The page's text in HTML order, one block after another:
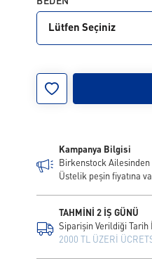
Lütfen Seçiniz
Kampanya Bilgisi
Birkenstock Ailesinden
Üstelik peşin fiyatına
TAHMİNİ 2 İŞ GÜNÜ
Siparişin Verildiği Tarih
2000 TL ÜZERİ